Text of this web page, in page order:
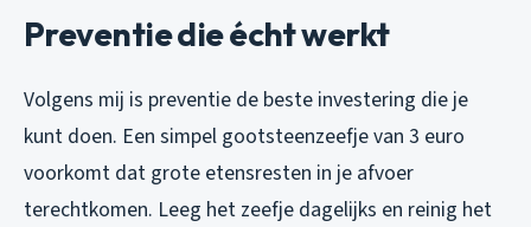
Preventie die écht werkt
Volgens mij is preventie de beste investering die je
kunt doen. Een simpel gootsteenzeefje van 3 euro
voorkomt dat grote etensresten in je afvoer
terechtkomen. Leeg het zeefje dagelijks en reinig het